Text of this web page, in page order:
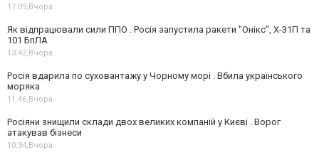
17:09,Вчора
Як відпрацювали сили ППО . Росія запустила ракети "Онікс", Х-31П та
101 БпЛА
13:42,Вчора
Росія вдарила по суховантажу у Чорному морі . Вбила українського
моряка
11:46,Вчора
Росіяни знищили склади двох великих компаній у Києві . Ворог
атакував бізнеси
10:34,Вчора